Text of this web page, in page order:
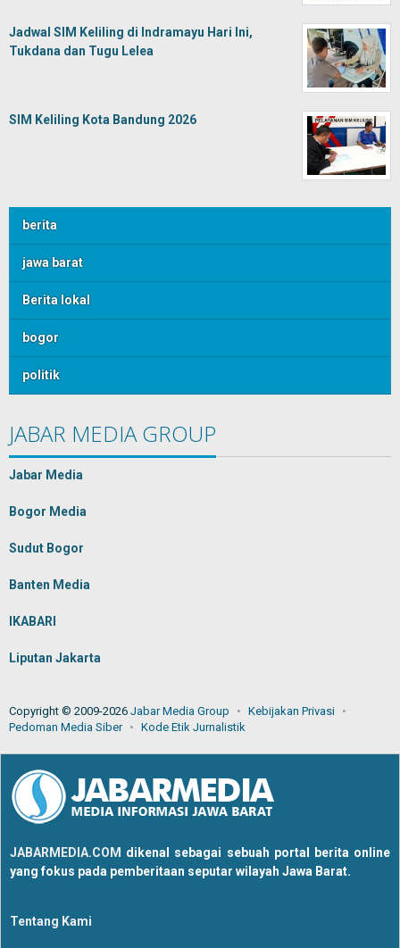
Jadwal SIM Keliling di Indramayu Hari Ini,
Tukdana dan Tugu Lelea
SIM Keliling Kota Bandung 2026
berita
jawa barat
Berita lokal
bogor
politik
JABAR MEDIA GROUP
Jabar Media
Bogor Media
Sudut Bogor
Banten Media
IKABARI
Liputan Jakarta
Copyright © 2009-2026 Jabar Media Group
Kebijakan Privasi
Pedoman Media Siber
Kode Etik Jurnalistik
JABARMEDIA.COM dikenal sebagai sebuah portal berita online
yang fokus pada pemberitaan seputar wilayah Jawa Barat.
Tentang Kami